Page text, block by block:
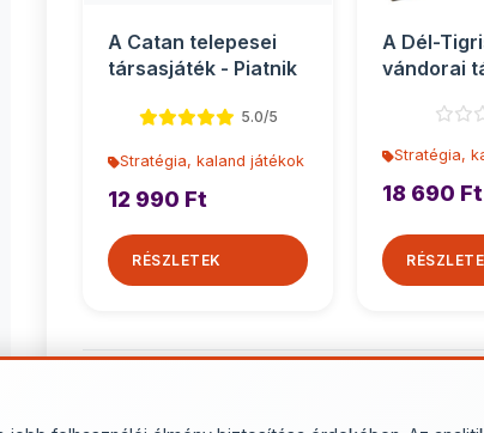
A Catan telepesei
társasjáték - Piatnik
5.0/5
Stratégia, kaland játékok
12 990 Ft
RÉSZLETEK
A Dél-
vándorai
Stratégia,
18 690 Ft